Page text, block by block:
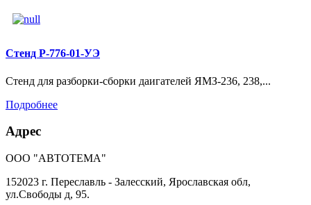
Стенд Р-776-01-УЭ
Стенд для разборки-сборки даигателей ЯМЗ-236, 238,...
Подробнее
Адрес
ООО "АВТОТЕМА"
152023 г. Переславль - Залесский, Ярославская обл,
ул.Свободы д, 95.